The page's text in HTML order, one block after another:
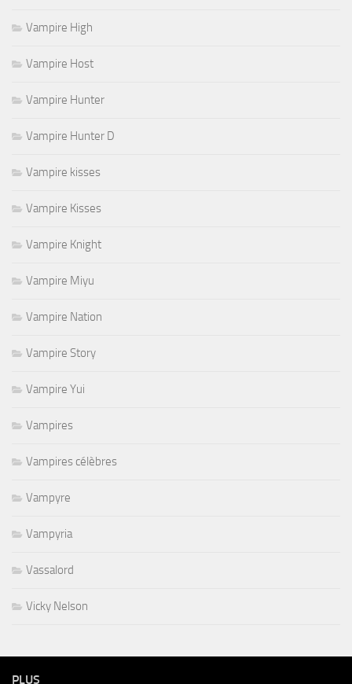
Vampire High
Vampire Host
Vampire Hunter
Vampire Hunter D
Vampire kisses
Vampire Kisses
Vampire Knight
Vampire Miyu
Vampire Nation
Vampire Story
Vampire Yui
Vampires
Vampires célèbres
Vampyre
Vampyria
Vassalord
Vicky Nelson
PLUS